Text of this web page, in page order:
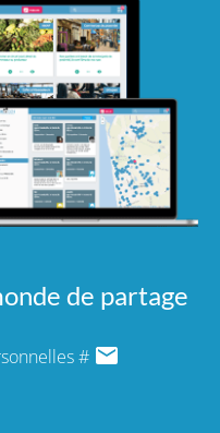
de partage
#